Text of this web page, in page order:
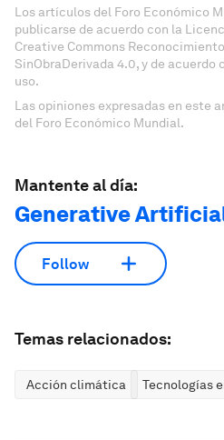
Los artículos del Foro Económico
publicarse de acuerdo con la
Creative Commons
SinObraDerivada 4.0, y de acuerdo
uso.
Las opiniones expresadas en este
del Foro Económico Mundial.
Mantente al día:
Generative
Follow
Temas relacionados:
Acción climática Tecnologías